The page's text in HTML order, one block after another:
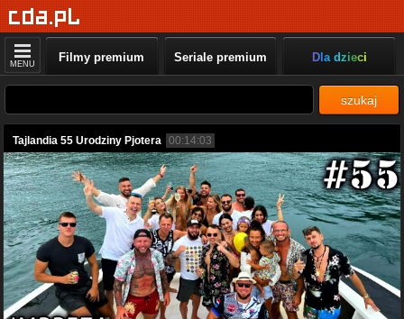
MENU Filmy premium Seriale premium Dla dzieci
szukaj
Tajlandia 55 Urodziny Pjotera 00:14:03